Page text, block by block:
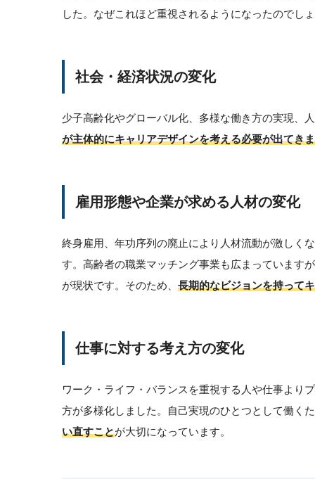
した。なぜこれほど重視されるようになったのでし
社会・経済状況の変化
少子高齢化やグローバル化、多様な働き方の実現、
が主体的にキャリアデザインを考える必要が出てき
雇用形態や企業が求める人材の変化
終身雇用、年功序列の廃止により人材流動が激しく
す。高齢者の職業マッチング事業も広まっています
が現状です。そのため、 長期的なビジョンを持って
仕事に対する考え方の変化
ワーク・ライフ・バランスを重視する人や仕事より
方が多様化しました。自己実現のひとつとして働く
い直すことが大切になっています。